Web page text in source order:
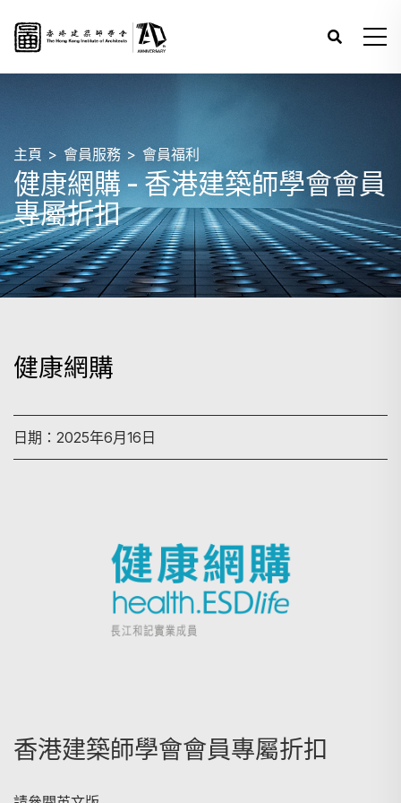
主頁 會員服務 會員福利
健康網購 - 香港建築師學會會員
專屬折扣
健康網購
日期：2025年6月16日
香港建築師學會會員專屬折扣